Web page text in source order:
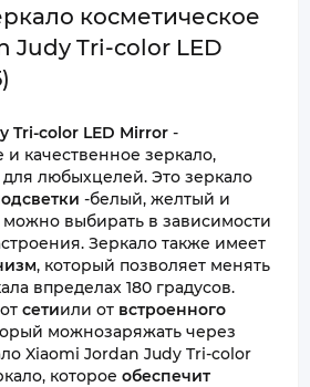
косметическое
Judy Tri-color LED
Tri-color LED Mirror -
и качественное зеркало,
любыхцелей. Это зеркало
-белый, желтый и
выбирать в зависимости
Зеркало также имеет
, который позволяет менять
впределах 180 градусов.
сетиили от встроенного
можнозаряжать через
Xiaomi Jordan Judy Tri-color
которое обеспечит